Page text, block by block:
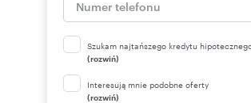
Szukam najtańszego kredytu
(rozwiń)
Interesują mnie podobne oferty
(rozwiń)